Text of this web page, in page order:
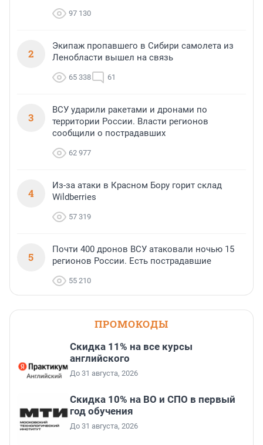
97 130
2
Экипаж пропавшего в Сибири самолета из
Ленобласти вышел на связь
65 338 61
3
ВСУ ударили ракетами и дронами по
территории России. Власти регионов
сообщили о пострадавших
62 977
4
Из-за атаки в Красном Бору горит склад
Wildberries
57 319
5
Почти 400 дронов ВСУ атаковали ночью 15
регионов России. Есть пострадавшие
55 210
ПРОМОКОДЫ
Скидка 11% на все курсы
английского
До 31 августа, 2026
Скидка 10% на ВО и СПО в первый
год обучения
До 31 августа, 2026